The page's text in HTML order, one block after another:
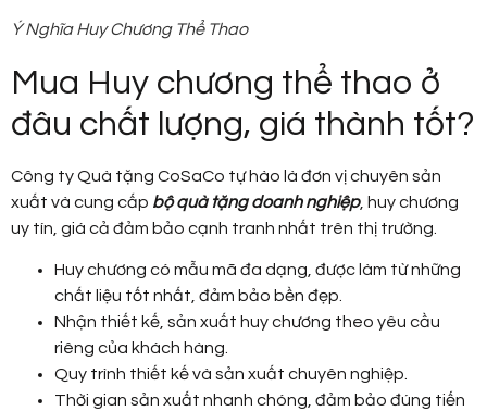
Ý Nghĩa Huy Chương Thể Thao
Mua Huy chương thể thao ở
đâu chất lượng, giá thành tốt?
Công ty Quà tặng CoSaCo tự hào là đơn vị chuyên sản
xuất và cung cấp bộ quà tặng doanh nghiệp, huy chương
uy tín, giá cả đảm bảo cạnh tranh nhất trên thị trường.
Huy chương có mẫu mã đa dạng, được làm từ những
chất liệu tốt nhất, đảm bảo bền đẹp.
Nhận thiết kế, sản xuất huy chương theo yêu cầu
riêng của khách hàng.
Quy trình thiết kế và sản xuất chuyên nghiệp.
Thời gian sản xuất nhanh chóng, đảm bảo đúng tiến